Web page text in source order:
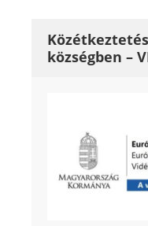
községben –